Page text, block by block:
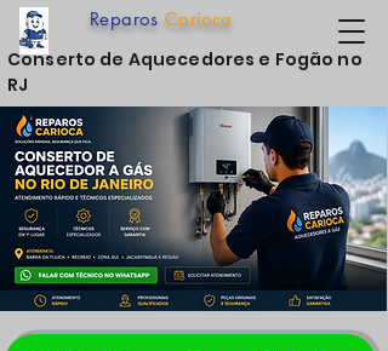
Reparos Carioca
Conserto de Aquecedores e Fogão no
RJ